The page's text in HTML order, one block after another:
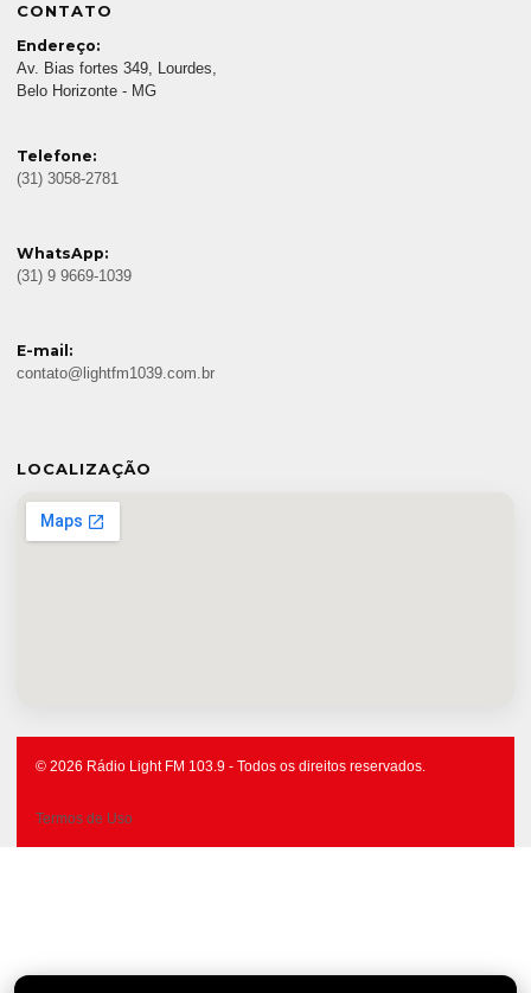
CONTATO
Endereço:
Av. Bias fortes 349, Lourdes,
Belo Horizonte - MG
Telefone:
(31) 3058-2781
WhatsApp:
(31) 9 9669-1039
E-mail:
contato@lightfm1039.com.br
LOCALIZAÇÃO
© 2026 Rádio Light FM 103.9 - Todos os direitos reservados.
Termos de Uso